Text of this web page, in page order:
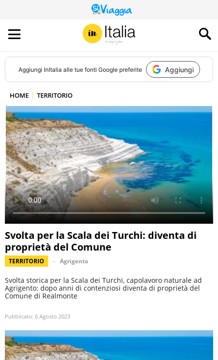
QUESTO
SITO
CONTRIBUISCE
ALL’AUDIENCE
DI
Aggiungi InItalia alle tue fonti Google preferite Aggiungi
HOME TERRITORIO
Svolta per la Scala dei Turchi: diventa di
proprietà del Comune
TERRITORIO Agrigento
Svolta storica per la Scala dei Turchi, capolavoro naturale ad
Agrigento: dopo anni di contenziosi diventa di proprietà del
Comune di Realmonte
Pubblicato: 6 Agosto 2023